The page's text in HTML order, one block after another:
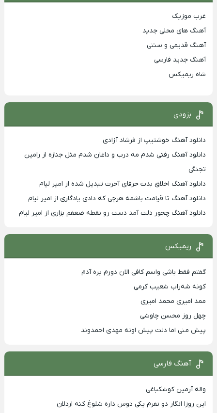
غرب موزیک
آهنگ های محلی جدید
آهنگ قدیمی و سنتی
آهنگ جدید فارسی
شاه ریمیکس
بزودی
دانلود آهنگ خوشتیپ از فرشاد آزادی
دانلود آهنگ رفتی شدم مه درب و داغان شدم مثل جنازه از رامین
تجنگی
دانلود آهنگ اخلاق بدت حرفای آخرت تبدیل شده از امیر لیام
دانلود آهنگ تا قیامت باشمه هرچی که دادی یادگاری از امیر لیام
دانلود آهنگ چجور دلت آمد دست رو نقطه ضعفم بزاری از امیر لیام
ریمیکس
گفتم فقط باشی واسم کافی الان دورم پره آدم
کونه شه‌راب شعیب کرمی
ممد امیری محمد امیری
چهل روز محسن چاوشی
پیش منی اما دلت پیش اونه مهدی احمدوند
آهنگ فارسی
واله آرمین کوشکباغی
این روزا انگار دو نفرم یکی دوس داره شلوغ کنه اردلان